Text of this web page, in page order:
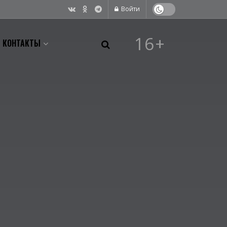
Войти
КОНТАКТЫ 16+